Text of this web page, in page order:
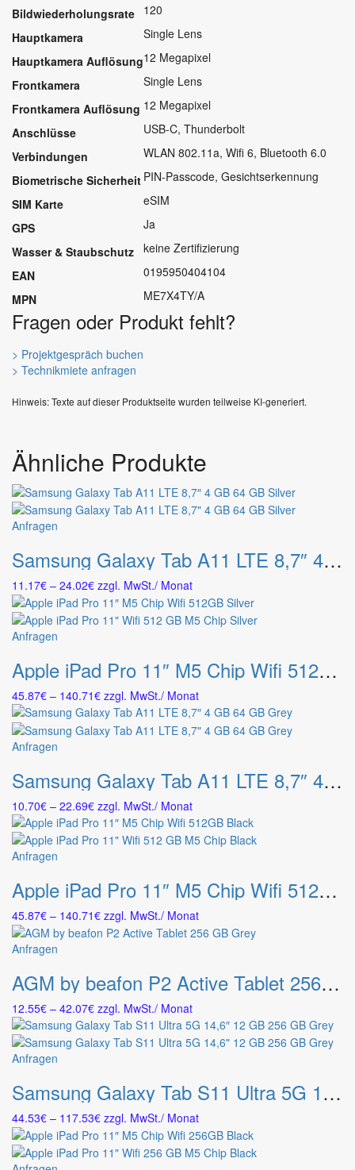
Bildwiederholungsrate 120
Hauptkamera
Single Lens
Hauptkamera Auflösung12 Megapixel
Frontkamera
Single Lens
Frontkamera Auflösung 12 Megapixel
Anschlüsse
USB-C, Thunderbolt
Verbindungen
WLAN 802.11a, Wifi 6, Bluetooth 6.0
Biometrische Sicherheit PIN-Passcode, Gesichtserkennung
SIM Karte
eSIM
GPS
Ja
Wasser & Staubschutz keine Zertifizierung
EAN
0195950404104
MPN
ME7X4TY/A
Fragen oder Produkt fehlt?
> Projektgespräch buchen
> Technikmiete anfragen
Hinweis: Texte auf dieser Produktseite wurden teilweise KI-generiert.
Ähnliche Produkte
Anfragen
weist
mehrere
Varianten
auf.
Die
auf
Produktseite
gewählt
werden
Samsung Galaxy Tab A11 LTE 8,7″ 4 GB 64 GB Silver
11.17€ – 24.02€Preisspanne:
11.17€
bis
24.02€
zzgl. MwSt./ Monat
Anfragen
weist
mehrere
Varianten
auf.
Die
auf
der
Produktseite
gewählt
werden
Apple iPad Pro 11″ M5 Chip Wifi 512GB Silver
45.87€ – 140.71€Preisspanne:
45.87€
bis
140.71€
zzgl. MwSt./ Monat
Anfragen
weist
mehrere
Varianten
auf.
Die
auf
Produktseite
gewählt
Samsung Galaxy Tab A11 LTE 8,7″ 4 GB 64 GB Grey
10.70€ – 22.69€Preisspanne:
10.70€
bis
22.69€
zzgl. MwSt./ Monat
Anfragen
weist
mehrere
Varianten
auf.
können
der
Produktseite
gewählt
Apple iPad Pro 11″ M5 Chip Wifi 512GB Black
45.87€ – 140.71€Preisspanne:
45.87€
zzgl. MwSt./ Monat
Anfragen
weist
mehrere
Varianten
auf.
Die
auf
Produktseite
gewählt
werden
AGM by beafon P2 Active Tablet 256 GB Grey
12.55€ – 42.07€Preisspanne:
12.55€
bis
42.07€
zzgl. MwSt./ Monat
Anfragen
weist
mehrere
Varianten
auf.
Die
Samsung Galaxy Tab S11 Ultra 5G 14,6″ 12 GB 256 GB Grey
44.53€ – 117.53€Preisspanne:
44.53€
bis
117.53€
zzgl. MwSt./ Monat